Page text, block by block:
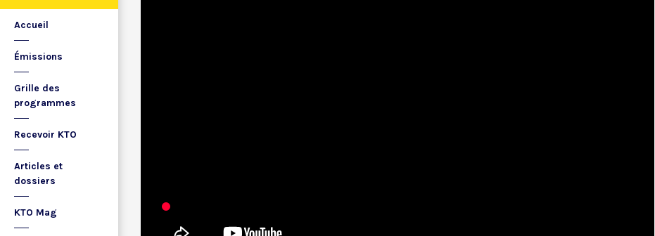
Accueil
Émissions
Grille des
programmes
Recevoir KTO
Articles et
dossiers
KTO Mag